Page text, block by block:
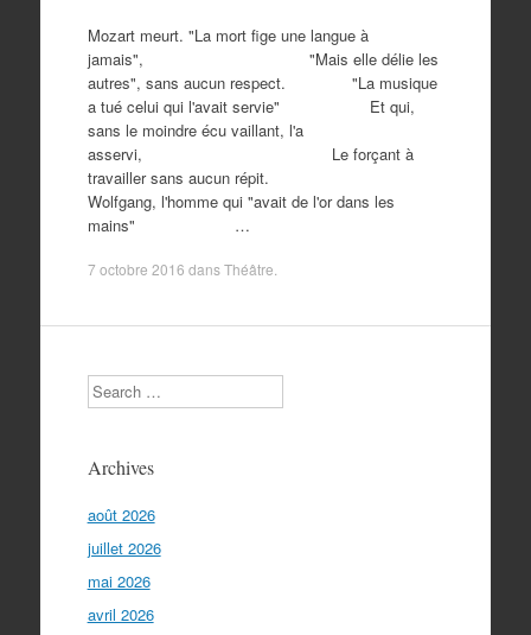
Mozart meurt. "La mort fige une langue à
jamais", "Mais elle délie les
autres", sans aucun respect. "La musique
a tué celui qui l'avait servie" Et qui,
sans le moindre écu vaillant, l'a
asservi, Le forçant à
travailler sans aucun répit.
Wolfgang, l'homme qui "avait de l'or dans les
mains" …
7 octobre 2016 dansThéâtre
Search
Archives
août 2026
juillet 2026
mai 2026
avril 2026